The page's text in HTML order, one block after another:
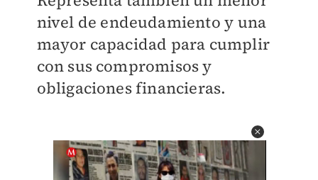
nivel de endeudamiento y una
mayor capacidad para cumplir
con sus compromisos y
obligaciones financieras.